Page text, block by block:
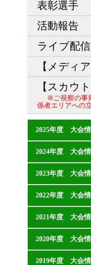
表彰選手
活動報告
ライブ配信
【メディ
【スカウ
※ご視察の事
係者エリアへの
2025年度 大会
2024年度 大会
2023年度 大会
2022年度 大会
2021年度 大会
2020年度 大会
2019年度 大会